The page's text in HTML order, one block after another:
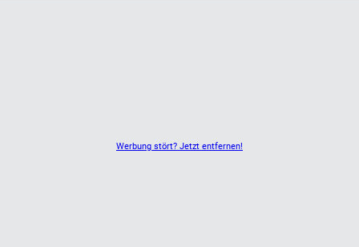
Werbung stört? Jetzt entfernen!